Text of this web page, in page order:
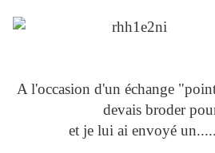
A l'occasion d'un échange
devais broder
et je lui ai envoyé